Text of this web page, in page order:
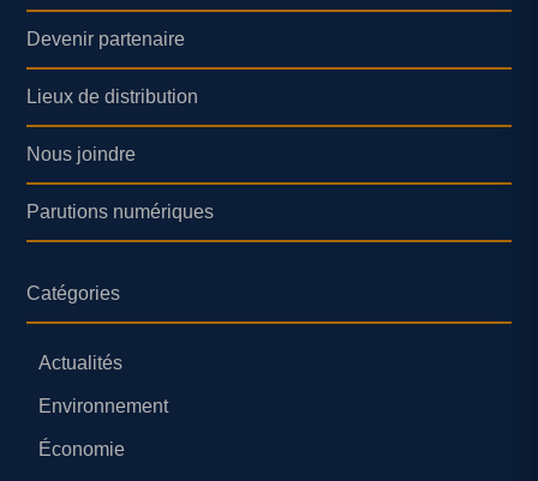
Devenir partenaire
Lieux de distribution
Nous joindre
Parutions numériques
Catégories
Actualités
Environnement
Économie